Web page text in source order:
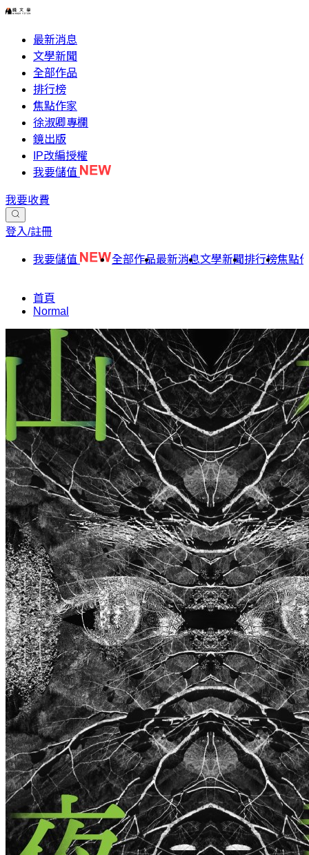
最新消息
文學新聞
全部作品
排行榜
焦點作家
徐淑卿專欄
鏡出版
IP改編授權
我要儲值
我要收費
登入/註冊
我要儲值 全部作品最新消息文學新聞排行榜焦點
首頁
Normal